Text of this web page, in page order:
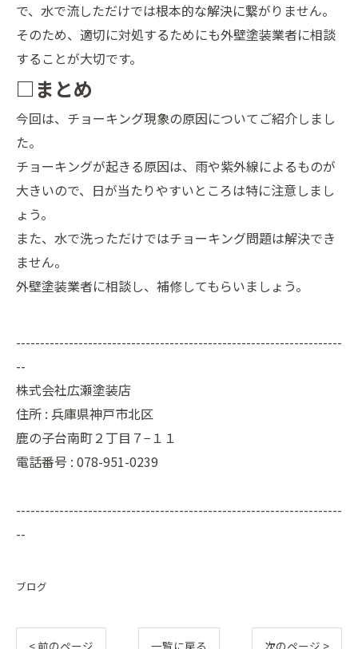
で、水で流しただけでは根本的な解決に繋がりません。
そのため、適切に対処するためにも外壁塗装業者に相談
することが大切です。
□まとめ
今回は、チョーキング現象の原因についてご紹介しまし
た。
チョーキングが起きる原因は、雨や紫外線によるものが
大きいので、日が当たりやすいところは特に注意しまし
ょう。
また、水で洗っただけではチョーキング問題は解決でき
ません。
外壁塗装業者に相談し、補修してもらいましょう。
--------------------------------------------------------------------
--
株式会社広瀬塗装店
住所 : 兵庫県神戸市北区
鹿の子台南町２丁目７−１１
電話番号 : 078-951-0239
--------------------------------------------------------------------
--
ブログ
< 前のページ 一覧に戻る 次のページ >